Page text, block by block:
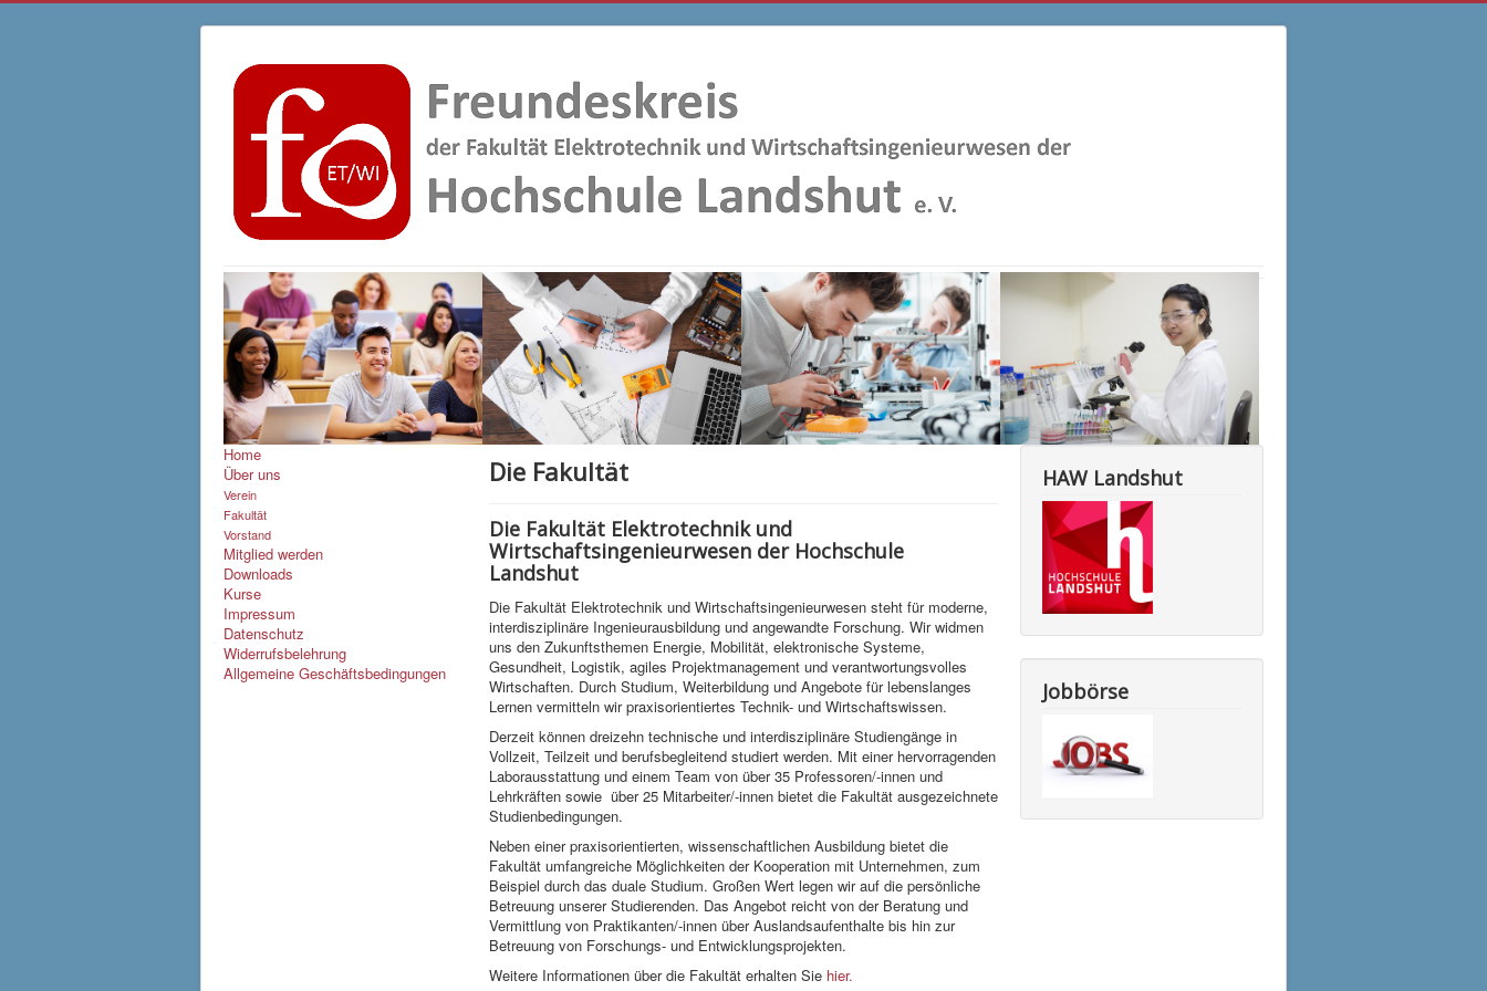
Home
Über uns
Verein
Fakultät
Vorstand
Mitglied werden
Downloads
Kurse
Impressum
Datenschutz
Widerrufsbelehrung
Allgemeine Geschäftsbedingungen
Die Fakultät
Die Fakultät Elektrotechnik und
Wirtschaftsingenieurwesen der Hochschule
Landshut
Die Fakultät Elektrotechnik und Wirtschaftsingenieurwesen steht für moderne,
interdisziplinäre Ingenieurausbildung und angewandte Forschung. Wir widmen
uns den Zukunftsthemen Energie, Mobilität, elektronische Systeme,
Gesundheit, Logistik, agiles Projektmanagement und verantwortungsvolles
Wirtschaften. Durch Studium, Weiterbildung und Angebote für lebenslanges
Lernen vermitteln wir praxisorientiertes Technik- und Wirtschaftswissen.
Derzeit können dreizehn technische und interdisziplinäre Studiengänge in
Vollzeit, Teilzeit und berufsbegleitend studiert werden. Mit einer hervorragenden
Laborausstattung und einem Team von über 35 Professoren/-innen und
Lehrkräften sowie über 25 Mitarbeiter/-innen bietet die Fakultät ausgezeichnete
Studienbedingungen.
Neben einer praxisorientierten, wissenschaftlichen Ausbildung bietet die
Fakultät umfangreiche Möglichkeiten der Kooperation mit Unternehmen, zum
Beispiel durch das duale Studium. Großen Wert legen wir auf die persönliche
Betreuung unserer Studierenden. Das Angebot reicht von der Beratung und
Vermittlung von Praktikanten/-innen über Auslandsaufenthalte bis hin zur
Betreuung von Forschungs- und Entwicklungsprojekten.
Weitere Informationen über die Fakultät erhalten Sie hier.
HAW Landshut
Jobbörse